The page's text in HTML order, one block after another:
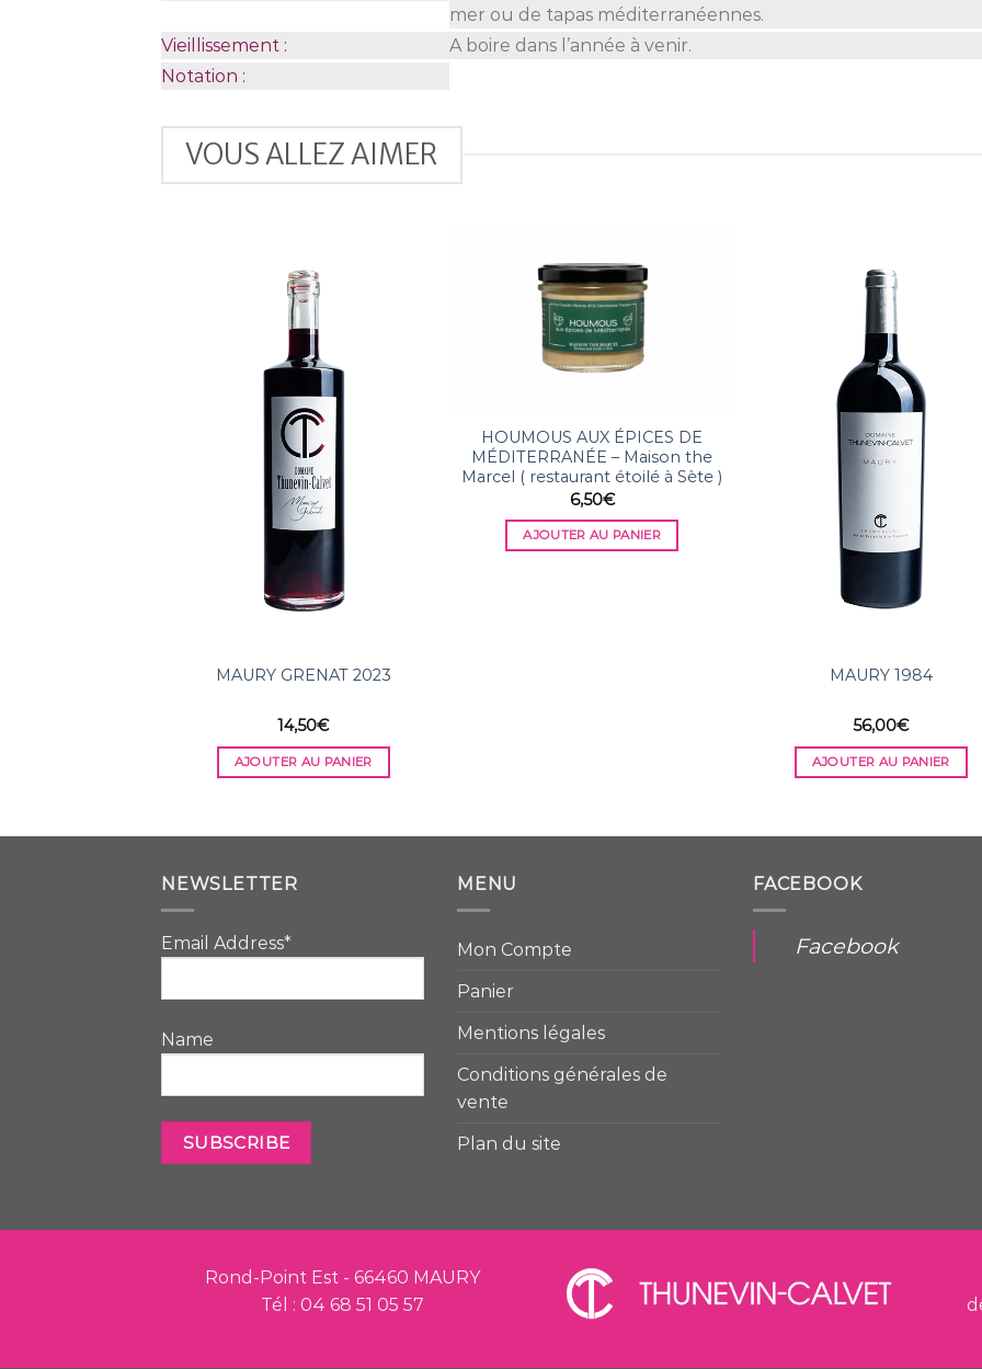
mer ou de tapas méditerranéennes.
Vieillissement :
A boire dans l’année à venir.
Notation :
VOUS ALLEZ AIMER
MAURY GRENAT 2023
14,50€
AJOUTER AU PANIER
HOUMOUS AUX ÉPICES DE
MÉDITERRANÉE – Maison the
Marcel ( restaurant étoilé à Sète )
6,50€
AJOUTER AU PANIER
MAURY 1984
56,00€
AJOUTER AU PANIER
NEWSLETTER
Email Address*
Name
MENU
Mon Compte
Panier
Mentions légales
Conditions générales de
vente
Plan du site
FACEBOOK
Facebook
Rond-Point Est - 66460 MAURY
Tél : 04 68 51 05 57